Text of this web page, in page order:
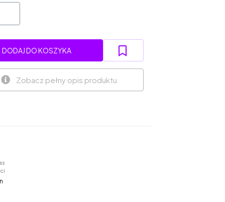
DODAJ DO KOSZYKA
Zobacz pełny opis produktu